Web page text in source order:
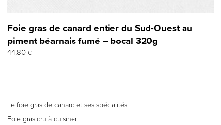
Foie gras de canard entier du Sud-Ouest au
piment béarnais fumé – bocal 320g
44,80 €
Le foie gras de canard et ses spécialités
Foie gras cru à cuisiner